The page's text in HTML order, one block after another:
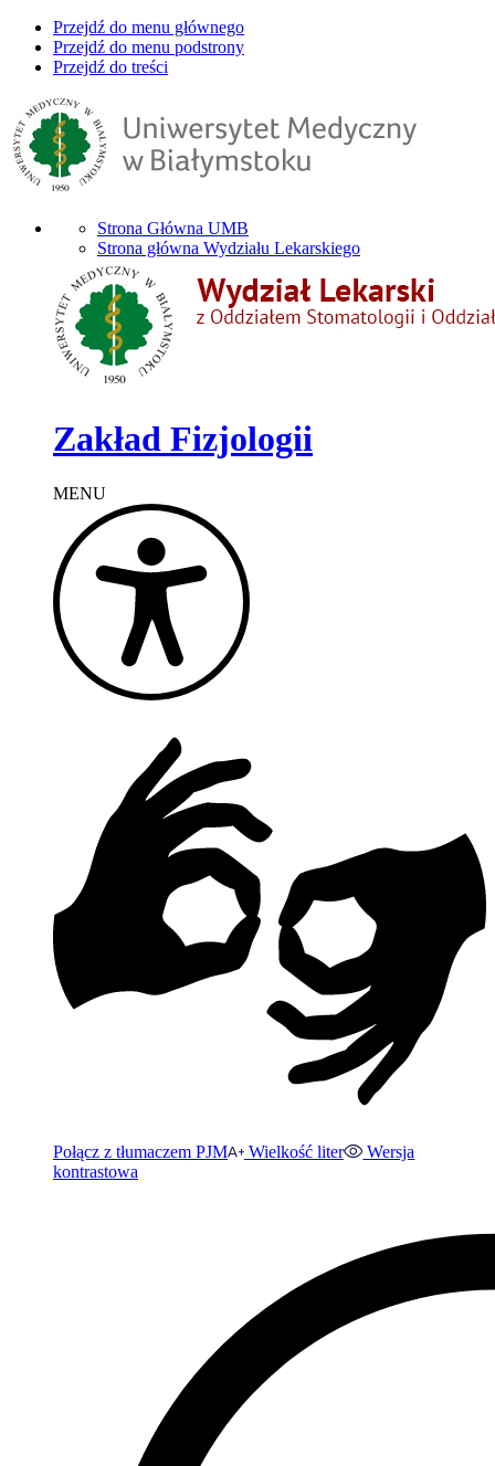
Przejdź do menu głównego
Przejdź do menu podstrony
Przejdź do treści
Strona Główna UMB
Strona główna Wydziału Lekarskiego
Zakład Fizjologii
MENU
Połącz z tłumaczem PJM Wielkość liter
Wersja
kontrastowa